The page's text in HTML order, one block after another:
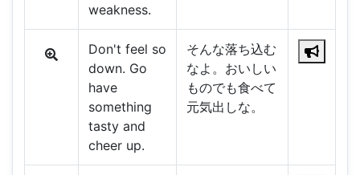
weakness.
Don't feel so
down. Go
have
something
tasty and
cheer up.
そんな落ち込む
なよ。おいしい
ものでも食べて
元気出しな。